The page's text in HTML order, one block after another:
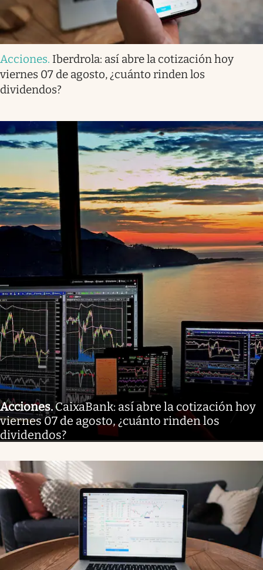
Acciones. Iberdrola: así abre la cotización hoy
viernes 07 de agosto, ¿cuánto rinden los
dividendos?
Acciones.CaixaBank: así abre la cotización hoy
viernes 07 de agosto, ¿cuánto rinden los
dividendos?